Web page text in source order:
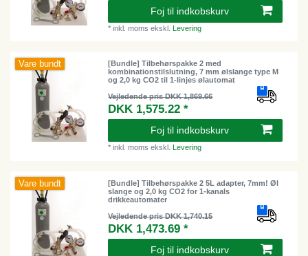
Foj til indkobskurv
*inkl. moms ekskl.Levering
Vare bundt
[Bundle] Tilbehørspakke 2 med
kombinationstilslutning, 7 mm ølslange type M
og 2,0 kg CO2 til 1-linjes ølautomat
Vejledende pris DKK 1,869.66
DKK 1,575.22 *
Foj til indkobskurv
*inkl. moms ekskl. Levering
Vare bundt
[Bundle] Tilbehørspakke 2 5L adapter, 7mm! Øl
slange og 2,0 kg CO2 for 1-kanals
drikkeautomater
Vejledende pris DKK 1,740.15
DKK 1,473.69 *
Foj til indkobskurv